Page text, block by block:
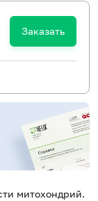
митохондрий.
Заказать